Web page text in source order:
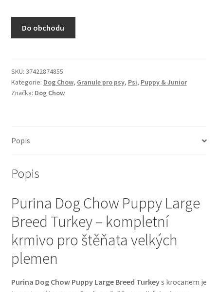
Purizon pro kočky
Škrabadla pro kočky
Boudy a výběhy
Bozita pro psy — Švédské krmivo s nordickou kvalitou
Brit pro psy
Do obchodu
SKU: 37422874855
Kategorie: Dog Chow, Granule pro psy, Psi, Puppy & Junior
Značka: Dog Chow
Popis
Popis
Purina Dog Chow Puppy Large
Breed Turkey – kompletní
krmivo pro štěňata velkých
plemen
Purina Dog Chow Puppy Large Breed Turkeys krocanem je